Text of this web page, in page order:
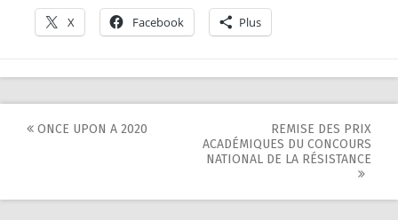
X Facebook Plus
Post
ONCE UPON A 2020
REMISE DES PRIX
ACADÉMIQUES DU CONCOURS
NATIONAL DE LA RÉSISTANCE